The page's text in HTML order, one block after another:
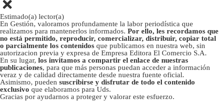
Estimado(a) lector(a)
En Gestión, valoramos profundamente la labor periodística que
realizamos para mantenerlos informados. Por ello, les recordamos que
no está permitido, reproducir, comercializar, distribuir, copiar total
o parcialmente los contenidos que publicamos en nuestra web, sin
autorizacion previa y expresa de Empresa Editora El Comercio S.A.
En su lugar, los invitamos a compartir el enlace de nuestras
publicaciones, para que más personas puedan acceder a información
veraz y de calidad directamente desde nuestra fuente oficial.
Asimismo, pueden suscribirse y disfrutar de todo el contenido
exclusivo que elaboramos para Uds.
Gracias por ayudarnos a proteger y valorar este esfuerzo.